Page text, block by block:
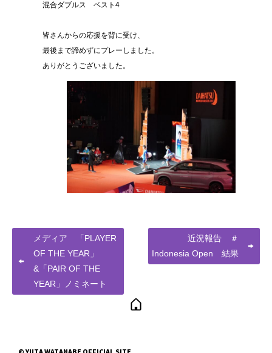
混合ダブルス ベスト4
皆さんからの応援を背に受け、
最後まで諦めずにプレーしました。
ありがとうございました。
メディア 「PLAYER
OF THE YEAR」
&「PAIR OF THE
YEAR」ノミネート
近況報告 ＃
Indonesia Open 結果